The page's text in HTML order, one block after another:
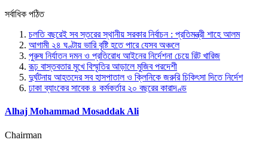
সর্বাধিক পঠিত
চলতি বছরেই সব স্তরের স্থানীয় সরকার নির্বাচন : প্রতিমন্ত্রী শাহে আলম
আগামী ২৪ ঘণ্টায় ভারি বৃষ্টি হতে পারে যেসব অঞ্চলে
পুরুষ নির্যাতন দমন ও প্রতিরোধ আইনের নির্দেশনা চেয়ে রিট খারিজ
রূঢ় বাস্তবতার মুখে বিস্মৃতির আড়ালে মুজিব পরদেশী
দুর্ঘটনায় আহতদের সব হাসপাতাল ও ক্লিনিকে জরুরি চিকিৎসা দিতে নির্দেশ
ঢাকা ব্যাংকের সাবেক ৪ কর্মকর্তার ২০ বছরের কারাদণ্ড
Alhaj Mohammad Mosaddak Ali
Chairman